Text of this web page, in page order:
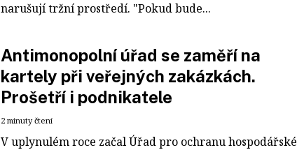
narušují tržní prostředí. "Pokud bude...
Antimonopolní úřad se zaměří na
kartely při veřejných zakázkách.
Prošetří i podnikatele
2 minuty čtení
V uplynulém roce začal Úřad pro ochranu hospodářské